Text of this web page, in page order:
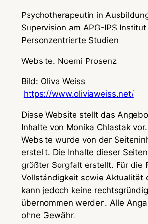
Psychotherapeutin in
Supervision am APG-IPS
Personzentrierte Studien
Website: Noemi Prosenz
Bild: Oliva Weiss
https://www.oliviaweiss.net/
Diese Website stellt das
Inhalte von Monika Chlastak
Website wurde von der
erstellt. Die Inhalte dieser
größter Sorgfalt erstellt. Für die
Vollständigkeit sowie Aktualität
kann jedoch keine
übernommen werden. Alle
ohne Gewähr.